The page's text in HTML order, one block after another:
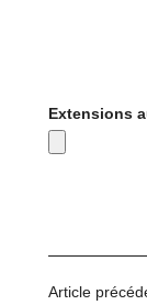
Extensions
Article